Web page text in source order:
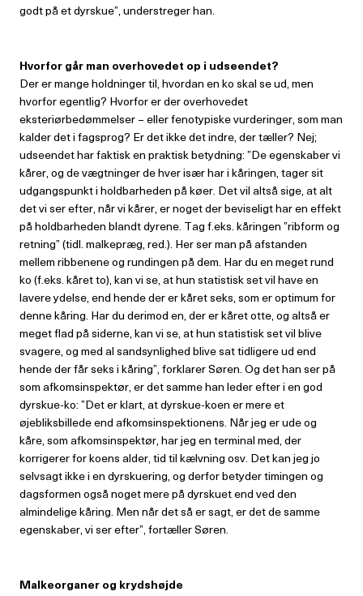
godt på et dyrskue”, understreger han.
Hvorfor går man overhovedet op i udseendet?
Der er mange holdninger til, hvordan en ko skal se ud, men
hvorfor egentlig? Hvorfor er der overhovedet
eksteriørbedømmelser – eller fenotypiske vurderinger, som man
kalder det i fagsprog? Er det ikke det indre, der tæller? Nej;
udseendet har faktisk en praktisk betydning: ”De egenskaber vi
kårer, og de vægtninger de hver især har i kåringen, tager sit
udgangspunkt i holdbarheden på køer. Det vil altså sige, at alt
det vi ser efter, når vi kårer, er noget der beviseligt har en effekt
på holdbarheden blandt dyrene. Tag f.eks. kåringen ”ribform og
retning” (tidl. malkepræg, red.). Her ser man på afstanden
mellem ribbenene og rundingen på dem. Har du en meget rund
ko (f.eks. kåret to), kan vi se, at hun statistisk set vil have en
lavere ydelse, end hende der er kåret seks, som er optimum for
denne kåring. Har du derimod en, der er kåret otte, og altså er
meget flad på siderne, kan vi se, at hun statistisk set vil blive
svagere, og med al sandsynlighed blive sat tidligere ud end
hende der får seks i kåring”, forklarer Søren. Og det han ser på
som afkomsinspektør, er det samme han leder efter i en god
dyrskue-ko: ”Det er klart, at dyrskue-koen er mere et
øjebliksbillede end afkomsinspektionens. Når jeg er ude og
kåre, som afkomsinspektør, har jeg en terminal med, der
korrigerer for koens alder, tid til kælvning osv. Det kan jeg jo
selvsagt ikke i en dyrskuering, og derfor betyder timingen og
dagsformen også noget mere på dyrskuet end ved den
almindelige kåring. Men når det så er sagt, er det de samme
egenskaber, vi ser efter”, fortæller Søren.
Malkeorganer og krydshøjde